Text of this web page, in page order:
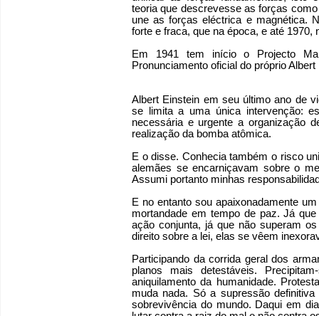
teoria que descrevesse as forças
une as forças eléctrica e magnética.
forte e fraca, que na época, e até
Em 1941 tem início o Projecto
Pronunciamento oficial do próprio
Albert Einstein em seu último ano de
se limita a uma única intervenção:
necessária e urgente a organização
realização da bomba atômica.
E o disse. Conhecia também o risco
alemães se encarniçavam sobre o
Assumi portanto minhas
E no entanto sou apaixonadamente
mortandade em tempo de paz. Já
ação conjunta, já que não superam
direito sobre a lei, elas se vêem
Participando da corrida geral dos
planos mais detestáveis.
aniquilamento da humanidade.
muda nada. Só a supressão
sobrevivência do mundo. Daqui em